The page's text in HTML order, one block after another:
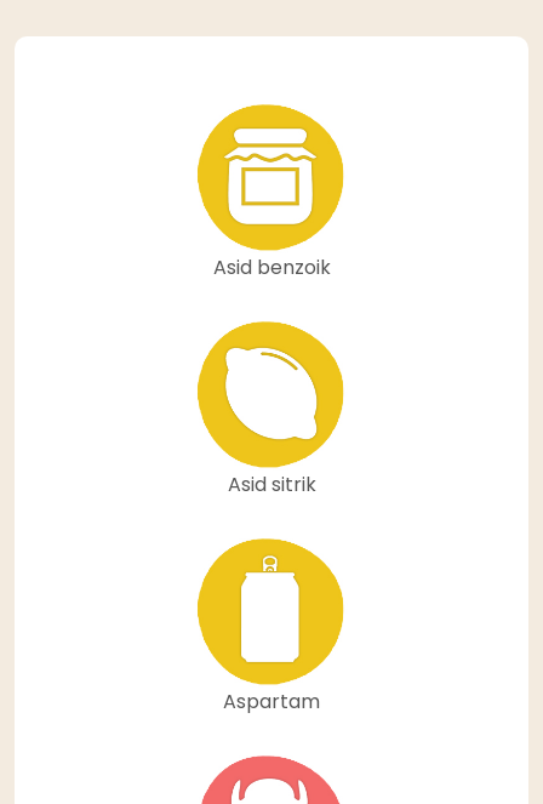
Asid benzoik
Asid sitrik
Aspartam